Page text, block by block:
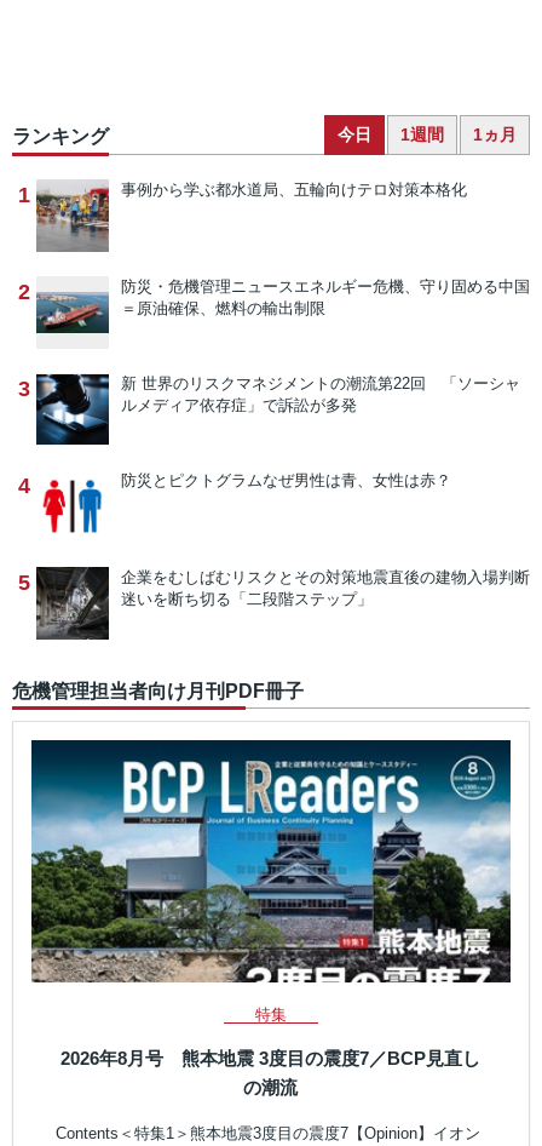
ランキング 今日 1週間 1ヵ月
1 事例から学ぶ都水道局、五輪向けテロ対策本格化
2 防災・危機管理ニュースエネルギー危機、守り固める中国
＝原油確保、燃料の輸出制限
3 新 世界のリスクマネジメントの潮流第22回 「ソーシャ
ルメディア依存症」で訴訟が多発
4 防災とピクトグラムなぜ男性は青、女性は赤？
5 企業をむしばむリスクとその対策地震直後の建物入場判断
迷いを断ち切る「二段階ステップ」
危機管理担当者向け月刊PDF冊子
特集
2026年8月号 熊本地震 3度目の震度7／BCP見直し
の潮流
Contents＜特集1＞熊本地震3度目の震度7【Opinion】イオン